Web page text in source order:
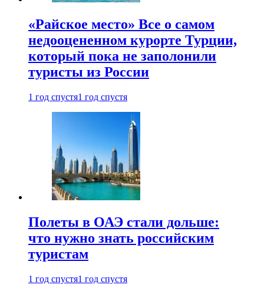
«Райское место» Все о самом
недооцененном курорте Турции,
который пока не заполонили
туристы из России
1 год спустя1 год спустя
Полеты в ОАЭ стали дольше:
что нужно знать российским
туристам
1 год спустя1 год спустя